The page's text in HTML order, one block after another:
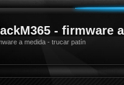
- firmware
a medida - trucar patín